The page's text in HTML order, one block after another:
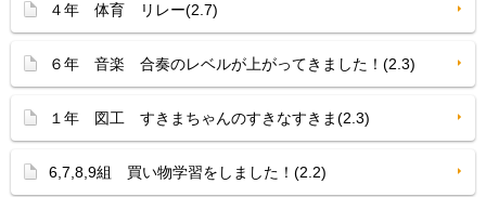
４年 体育 リレー(2.7)
６年 音楽 合奏のレベルが上がってきました！(2.3)
１年 図工 すきまちゃんのすきなすきま(2.3)
6,7,8,9組 買い物学習をしました！(2.2)